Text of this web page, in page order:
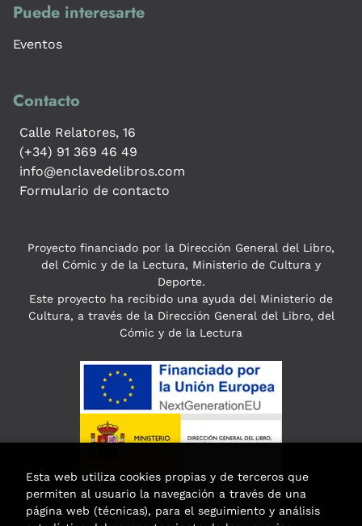
Puede interesarte
Eventos
Contacto
Calle Relatores, 16
(+34) 91 369 46 49
info@enclavedelibros.com
Formulario de contacto
Proyecto financiado por la Dirección General del Libro,
del Cómic y de la Lectura, Ministerio de Cultura y
Deporte.
Este proyecto ha recibido una ayuda del Ministerio de
Cultura, a través de la Dirección General del Libro, del
Cómic y de la Lectura
Esta web utiliza cookies propias y de terceros que
permiten al usuario la navegación a través de una
página web (técnicas), para el seguimiento y análisis